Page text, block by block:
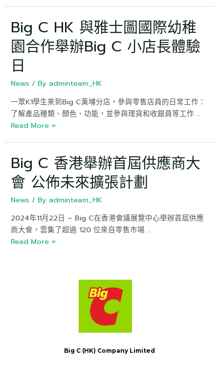
Big C HK 與雅士圖國際幼稚
園合作舉辦Big C 小店長體驗
日
News / By adminteam_HK
一眾K1學生來到Big C黃埔分店，參與零售店員的日常工作：
了解產品種類、顏色、功能，並參與理貨和收銀員等工作 …
Read More »
Big C 香港舉辦首屆供應商大
會 公佈未來擴張計劃
News / By adminteam_HK
2024年11月22日 – Big C在香港會議展覽中心舉辦首屆供應
商大會，雲集了超過 120 位來自零售市場 …
Read More »
Big C (HK) Company Limited